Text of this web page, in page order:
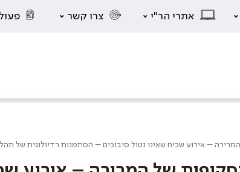
אתרי הר"י צרו קשר
– אירוע שכיח שאינו נטול סיבוכים – הסתמנות רדיולוגית של